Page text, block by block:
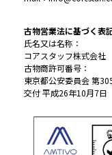
古物営業法に基づく表
氏名又は名称：
コアスタッフ株式会社
古物商許可番号：
東京都公安委員会 第
交付 平成26年10月7日